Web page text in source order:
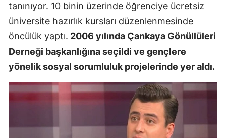
tanınıyor. 10 binin üzerinde öğrenciye ücretsiz
üniversite hazırlık kursları düzenlenmesinde
öncülük yaptı. 2006 yılında Çankaya Gönüllüleri
Derneği başkanlığına seçildi ve gençlere
yönelik sosyal sorumluluk projelerinde yer aldı.